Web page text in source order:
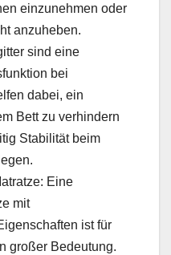
einzunehmen oder
anzuheben.
sind eine
bei
dabei, ein
Bett zu verhindern
Stabilität beim
Eine
mit
ist für
großer Bedeutung.